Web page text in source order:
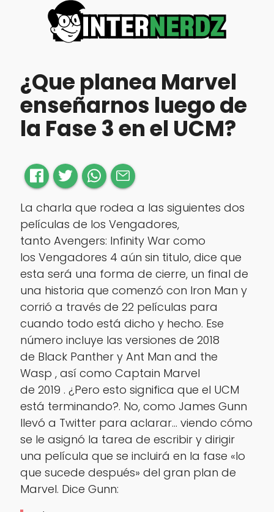
¿Que planea Marvel
enseñarnos luego de
la Fase 3 en el UCM?
La charla que rodea a las siguientes dos
películas de los Vengadores,
tanto Avengers: Infinity War como
los Vengadores 4 aún sin titulo, dice que
esta será una forma de cierre, un final de
una historia que comenzó con Iron Man y
corrió a través de 22 películas para
cuando todo está dicho y hecho. Ese
número incluye las versiones de 2018
de Black Panther y Ant Man and the
Wasp , así como Captain Marvel
de 2019 . ¿Pero esto significa que el UCM
está terminando?. No, como James Gunn
llevó a Twitter para aclarar… viendo cómo
se le asignó la tarea de escribir y dirigir
una película que se incluirá en la fase «lo
que sucede después» del gran plan de
Marvel. Dice Gunn: